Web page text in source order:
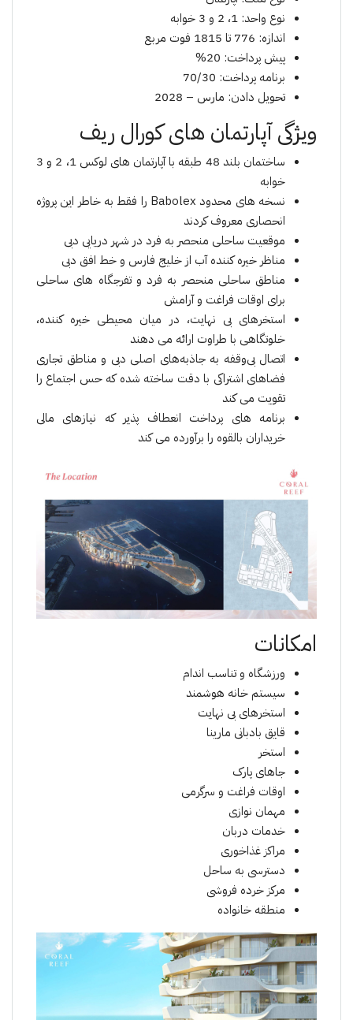
نوع واحد: 1، 2 و 3 خوابه
اندازه: 776 تا 1815 فوت مربع
پیش پرداخت: 20%
برنامه پرداخت: 70/30
تحویل دادن: مارس – 2028
ویژگی آپارتمان های کورال ریف
ساختمان بلند 48 طبقه با آپارتمان های لوکس 1، 2 و 3
خوابه
نسخه های محدود Babolex را فقط به خاطر این پروژه
انحصاری معروف کردند
موقعیت ساحلی منحصر به فرد در شهر دریایی دبی
مناظر خیره کننده آب از خلیج فارس و خط افق دبی
مناطق ساحلی منحصر به فرد و تفرجگاه های ساحلی
برای اوقات فراغت و آرامش
استخرهای بی نهایت، در میان محیطی خیره کننده،
خلوتگاهی با طراوت ارائه می دهند
اتصال بی‌وقفه به جاذبه‌های اصلی دبی و مناطق تجاری
فضاهای اشتراکی با دقت ساخته شده که حس اجتماع را
تقویت می کند
برنامه های پرداخت انعطاف پذیر که نیازهای مالی
خریداران بالقوه را برآورده می کند
امکانات
ورزشگاه و تناسب اندام
سیستم خانه هوشمند
استخرهای بی نهایت
قایق بادبانی مارینا
استخر
جاهای پارک
اوقات فراغت و سرگرمی
مهمان نوازی
خدمات دربان
مراکز غذاخوری
دسترسی به ساحل
مرکز خرده فروشی
منطقه خانواده